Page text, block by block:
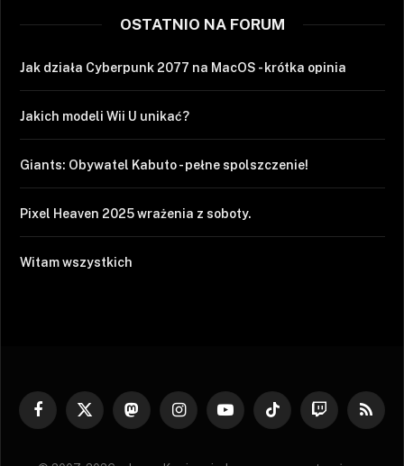
OSTATNIO NA FORUM
Jak działa Cyberpunk 2077 na MacOS - krótka opinia
Jakich modeli Wii U unikać?
Giants: Obywatel Kabuto - pełne spolszczenie!
Pixel Heaven 2025 wrażenia z soboty.
Witam wszystkich
Facebook
X
MastodonInstagramYouTubeTikTok Twitch RSS